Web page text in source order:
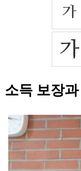
소득 보장